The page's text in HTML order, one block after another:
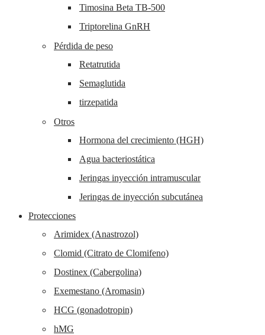
Timosina Beta TB-500
Triptorelina GnRH
Pérdida de peso
Retatrutida
Semaglutida
tirzepatida
Otros
Hormona del crecimiento (HGH)
Agua bacteriostática
Jeringas inyección intramuscular
Jeringas de inyección subcutánea
Protecciones
Arimidex (Anastrozol)
Clomid (Citrato de Clomifeno)
Dostinex (Cabergolina)
Exemestano (Aromasin)
HCG (gonadotropin)
hMG